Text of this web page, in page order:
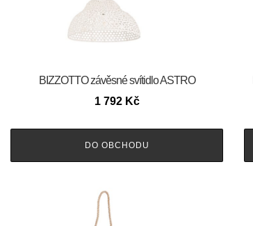
BIZZOTTO závěsné svítidlo ASTRO
1 792 Kč
DO OBCHODU